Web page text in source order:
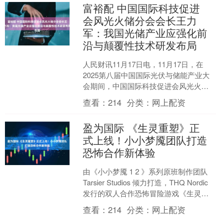
富裕配 中国国际科技促进
会风光火储分会会长王力
军：我国光储产业应强化前
沿与颠覆性技术研发布局
人民财讯11月17日电，11月17日，在
2025第八届中国国际光伏与储能产业大
会期间，中国国际科技促进会风光火储
分会会长王力军表示，未来在提升产业
链国际竞争力上....
查看：214 分类： 网上配资
盈为国际 《生灵重塑》正
式上线！小小梦魇团队打造
恐怖合作新体验
由《小小梦魇 1 2 》系列原班制作团队
Tarsier Studios 倾力打造，THQ Nordic
发行的双人合作恐怖冒险游戏《生灵重
塑》（REANIMA....
查看：214 分类： 网上配资